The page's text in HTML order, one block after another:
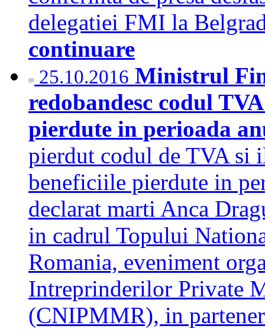
delegatiei FMI la
continuare
25.10.2016 Ministrul
redobandesc codul
pierdute in perioada
pierdut codul de TVA si
beneficiile pierdute in
declarat marti Anca
in cadrul Topului
Romania, eveniment
Intreprinderilor Private
(CNIPMMR), in